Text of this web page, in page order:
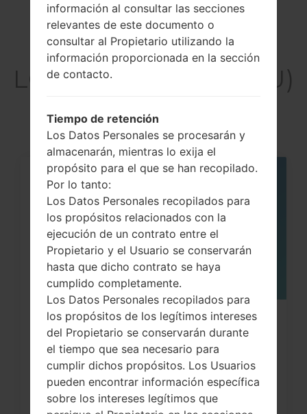
Artículos
LGD373EU(LGD373EU)
Cómo hacer Reinicio Completo en
LG G3, G4, G5 , G7...
información al consultar las secciones
relevantes de este documento o
consultar al Propietario utilizando la
información proporcionada en la sección
de contacto.
Tiempo de retención
Los Datos Personales se procesarán y
almacenarán, mientras lo exija el
propósito para el que se han recopilado.
Por lo tanto:
Los Datos Personales recopilados para
los propósitos relacionados con la
ejecución de un contrato entre el
Propietario y el Usuario se conservarán
hasta que dicho contrato se haya
cumplido completamente.
Los Datos Personales recopilados para
los propósitos de los legítimos intereses
del Propietario se conservarán durante
el tiempo que sea necesario para
cumplir dichos propósitos. Los Usuarios
pueden encontrar información específica
sobre los intereses legítimos que